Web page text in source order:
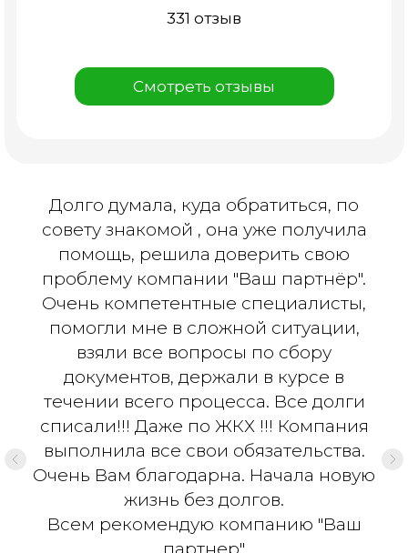
331 отзыв
Смотреть отзывы
Долго думала, куда обратиться, по
совету знакомой , она уже получила
помощь, решила доверить свою
проблему компании "Ваш партнёр".
Очень компетентные специалисты,
помогли мне в сложной ситуации,
взяли все вопросы по сбору
документов, держали в курсе в
течении всего процесса. Все долги
списали!!! Даже по ЖКХ !!! Компания
выполнила все свои обязательства.
Очень Вам благодарна. Начала новую
жизнь без долгов.
Всем рекомендую компанию "Ваш